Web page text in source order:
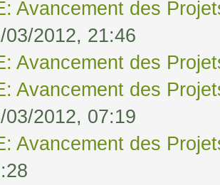
Avancement des
03/2012, 21:46
Avancement des
Avancement des
03/2012, 07:19
Avancement des